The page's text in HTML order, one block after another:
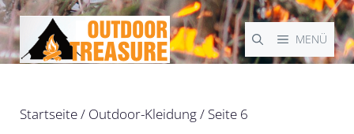
Zum
Inhalt
springen
MENÜ
Startseite/ Outdoor-Kleidung/ Seite 6